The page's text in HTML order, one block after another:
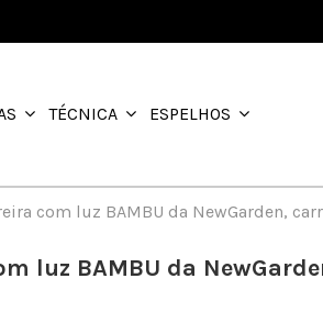
TÉCNICA ESPELHOS
com luz BAMBU da NewGarden,
luz BAMBU da